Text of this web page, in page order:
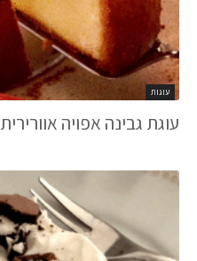
עוגות
עוגת גבינה אפויה אוורירית